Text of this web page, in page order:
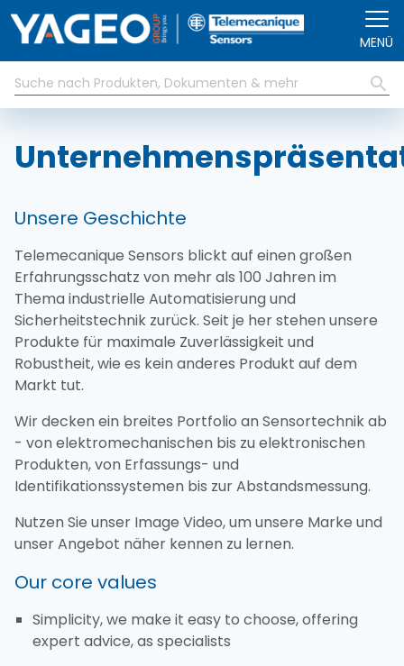
MENÜ
Unsere Geschichte
Telemecanique Sensors blickt auf einen großen
Erfahrungsschatz von mehr als 100 Jahren im
Thema industrielle Automatisierung und
Sicherheitstechnik zurück. Seit je her stehen unsere
Produkte für maximale Zuverlässigkeit und
Robustheit, wie es kein anderes Produkt auf dem
Markt tut.
Wir decken ein breites Portfolio an Sensortechnik ab
- von elektromechanischen bis zu elektronischen
Produkten, von Erfassungs- und
Identifikationssystemen bis zur Abstandsmessung.
Nutzen Sie unser Image Video, um unsere Marke und
unser Angebot näher kennen zu lernen.
Our core values
Simplicity, we make it easy to choose, offering
expert advice, as specialists